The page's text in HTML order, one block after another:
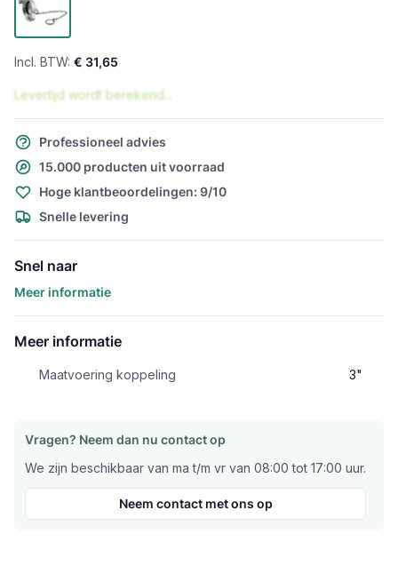
€ 31,65
Levertijd wordt berekend...
Professioneel advies
15.000 producten uit voorraad
Hoge klantbeoordelingen: 9/10
Snelle levering
Snel naar
Meer informatie
Meer informatie
Maatvoering koppeling 3"
Vragen? Neem dan nu contact op
We zijn beschikbaar van ma t/m vr van 08:00 tot 17:00 uur.
Neem contact met ons op